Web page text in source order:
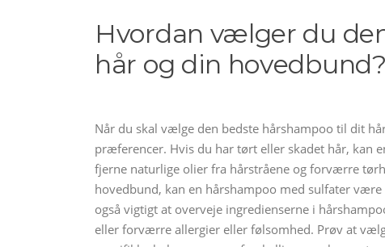
Hvordan vælger du
hår og din hovedbund?
Når du skal vælge den bedste hårshampoo til dit
præferencer. Hvis du har tørt eller skadet hår, kan
fjerne naturlige olier fra hårstråene og forværre
hovedbund, kan en hårshampoo med sulfater
også vigtigt at overveje ingredienserne i
eller forværre allergier eller følsomhed. Prøv at